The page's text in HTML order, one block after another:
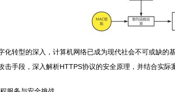
化转型的深入，计算机网络已成为现代社会不可或缺
击手段，深入解析HTTPS协议的安全原理，并结合实际